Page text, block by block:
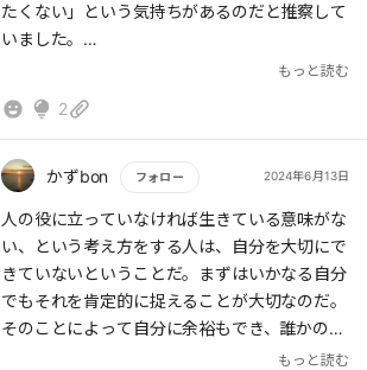
たくない」という気持ちがあるのだと推察して
いました。
ややもすれば人の価値が生産性で測られがちな
の価値観を侵食していくのを懸念しておりま
もっと読む
2
かずbon フォロー 2024年6月13日
もっと読む
人の役に立っていなければ生きている意味がな
い、という考え方をする人は、自分を大切にで
きていないということだ。まずはいかなる自分
でもそれを肯定的に捉えることが大切なのだ。
そのことによって自分に余裕もでき、誰かの役
に立とうという気持ちも芽生えてくる。ビジネ
もっと読む